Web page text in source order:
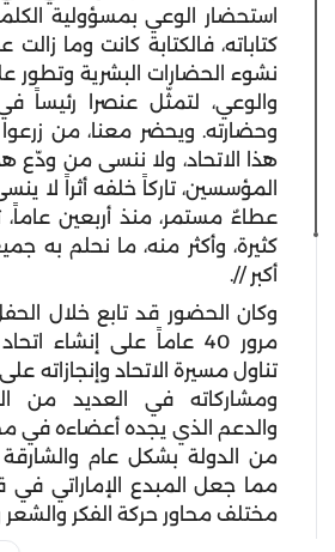
استحضار الوعي بمسؤولية
كتاباته، فالكتابة كانت وما
نشوء الحضارات البشرية وتطور
والوعي، لتمثّل عنصرا رئيساً
وحضارته. ويحضر معنا، من زرعوا
هذا الاتحاد، ولا ننسى من ودّع
المؤسسين، تاركاً خلفه أثراً لا
عطاءٌ مستمر، منذ أربعين عاماً،
كثيرة، وأكثر منه، ما نحلم به
أكبر //.
وكان الحضور قد تابع خلال
مرور 40 عاماً على إنشاء
تناول مسيرة الاتحاد وإنجازاته
ومشاركاته في العديد من
والدعم الذي يجده أعضاءه في
من الدولة بشكل عام
مما جعل المبدع الإماراتي في
مختلف محاور حركة الفكر والشعر